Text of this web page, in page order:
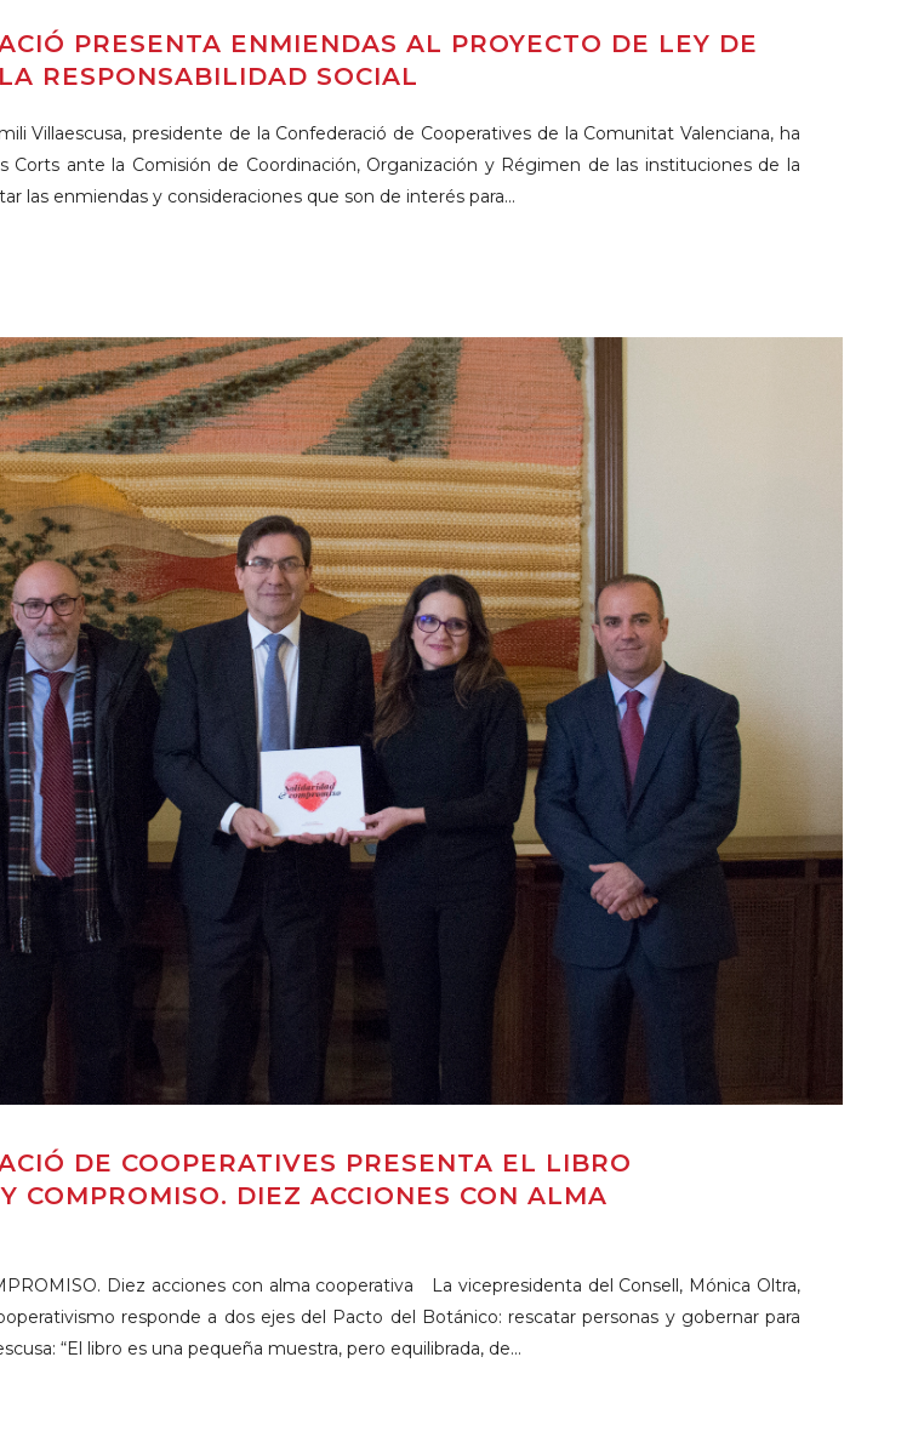
PRESENTA ENMIENDAS AL PROYECTO DE LEY DE
RESPONSABILIDAD SOCIAL
Villaescusa, presidente de la Confederació de Cooperatives de la Comunitat Valenciana, ha
Corts ante la Comisión de Coordinación, Organización y Régimen de las instituciones de la
las enmiendas y consideraciones que son de interés para...
DE COOPERATIVES PRESENTA EL LIBRO
COMPROMISO. DIEZ ACCIONES CON ALMA
Diez acciones con alma cooperativa La vicepresidenta del Consell, Mónica Oltra,
responde a dos ejes del Pacto del Botánico: rescatar personas y gobernar para
“El libro es una pequeña muestra, pero equilibrada, de...